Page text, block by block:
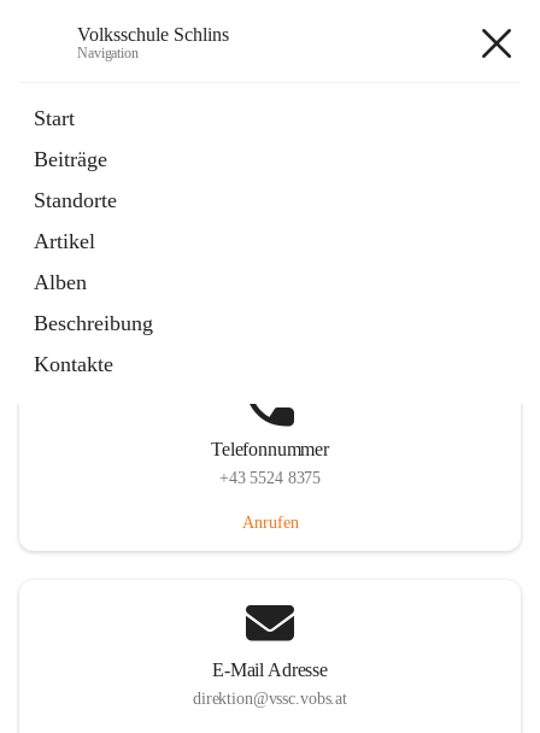
Volksschule Schlins
Navigation
Start
Beiträge
Standorte
Artikel
Alben
Beschreibung
Kontakte
Telefonnummer
+43 5524 8375
Anrufen
E-Mail Adresse
direktion@vssc.vobs.at